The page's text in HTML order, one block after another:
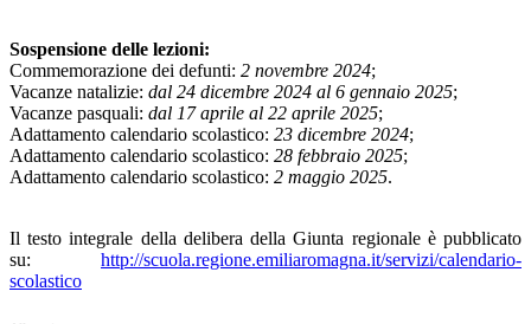
Sospensione delle lezioni:
Commemorazione dei defunti: 2 novembre 2024;
Vacanze natalizie: dal 24 dicembre 2024 al 6 gennaio 2025;
Vacanze pasquali: dal 17 aprile al 22 aprile 2025;
Adattamento calendario scolastico: 23 dicembre 2024;
Adattamento calendario scolastico: 28 febbraio 2025;
Adattamento calendario scolastico: 2 maggio 2025.
Il testo integrale della delibera della Giunta regionale è pubblicato
su: http://scuola.regione.emiliaromagna.it/servizi/calendario-
scolastico